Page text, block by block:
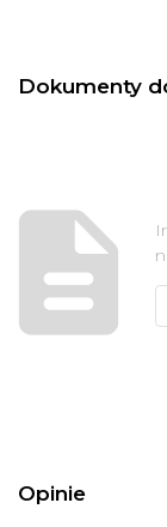
Dokumenty
Opinie